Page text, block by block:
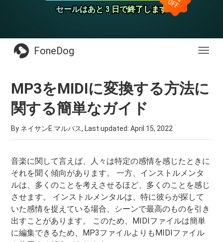
セールはあと 3 日で終了します
セールはあと 3 日で終了します
FoneDog
MP3をMIDIに変換する方法に
関する簡単なガイド
By ネイサンE.マルパス, Last updated:April 15, 2022
音楽に関して言えば、人々は特定の感情を感じたときに
それを聞く傾向があります。 一方、インストルメンタ
ルは、多くのことを考えさせるほど、多くのことを感じ
させます。 インストルメンタルは、特に彼らが探して
いた感情を捉えている場合、シーンで最高のものを引き
出すことがあります。 このため、MIDIファイルは簡単
に編集できるため、MP3ファイルよりもMIDIファイル